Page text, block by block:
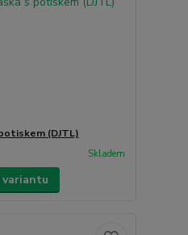
(DJTL)
Skladem